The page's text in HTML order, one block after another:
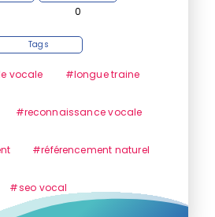
0
Tags
vocale #longue traine
#reconnaissance vocale
#référencement naturel
#seo vocal